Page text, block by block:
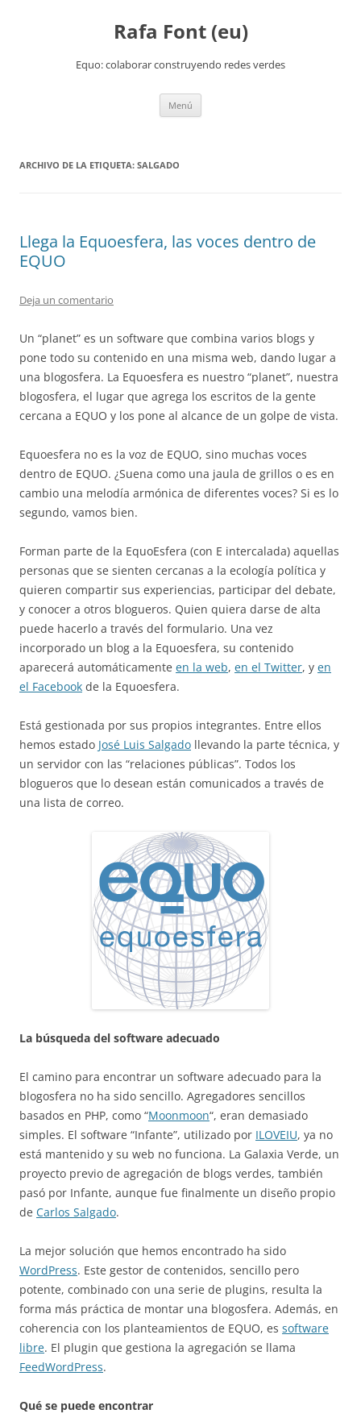
Rafa Font (eu)
Equo: colaborar construyendo redes verdes
Menú
ARCHIVO DE LA ETIQUETA: SALGADO
Llega la Equoesfera, las voces dentro de
EQUO
Deja un comentario
Un “planet” es un software que combina varios blogs y
pone todo su contenido en una misma web, dando lugar a
una blogosfera. La Equoesfera es nuestro “planet”, nuestra
blogosfera, el lugar que agrega los escritos de la gente
cercana a EQUO y los pone al alcance de un golpe de vista.
Equoesfera no es la voz de EQUO, sino muchas voces
dentro de EQUO. ¿Suena como una jaula de grillos o es en
cambio una melodía armónica de diferentes voces? Si es lo
segundo, vamos bien.
Forman parte de la EquoEsfera (con E intercalada) aquellas
personas que se sienten cercanas a la ecología política y
quieren compartir sus experiencias, participar del debate,
y conocer a otros blogueros. Quien quiera darse de alta
puede hacerlo a través del formulario. Una vez
incorporado un blog a la Equoesfera, su contenido
aparecerá automáticamente en la web, en el Twitter, y en
el Facebook de la Equoesfera.
Está gestionada por sus propios integrantes. Entre ellos
hemos estado José Luis Salgado llevando la parte técnica, y
un servidor con las “relaciones públicas”. Todos los
blogueros que lo desean están comunicados a través de
una lista de correo.
La búsqueda del software adecuado
El camino para encontrar un software adecuado para la
blogosfera no ha sido sencillo. Agregadores sencillos
basados en PHP, como “Moonmoon“, eran demasiado
simples. El software “Infante”, utilizado por ILOVEIU, ya no
está mantenido y su web no funciona. La Galaxia Verde, un
proyecto previo de agregación de blogs verdes, también
pasó por Infante, aunque fue finalmente un diseño propio
de Carlos Salgado.
La mejor solución que hemos encontrado ha sido
WordPress. Este gestor de contenidos, sencillo pero
potente, combinado con una serie de plugins, resulta la
forma más práctica de montar una blogosfera. Además, en
coherencia con los planteamientos de EQUO, es software
libre. El plugin que gestiona la agregación se llama
FeedWordPress.
Qué se puede encontrar